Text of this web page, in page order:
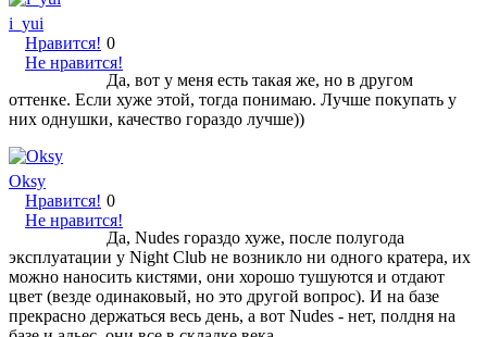
i_yui
Нравится!
Не нравится!
0
Да, вот у меня есть такая же, но в другом
оттенке. Если хуже этой, тогда понимаю. Лучше покупать у
них однушки, качество гораздо лучше))
Oksy
Нравится!
Не нравится!
0
Да, Nudes гораздо хуже, после полугода
эксплуатации у Night Club не возникло ни одного кратера, их
можно наносить кистями, они хорошо тушуются и отдают
цвет (везде одинаковый, но это другой вопрос). И на базе
прекрасно держаться весь день, а вот Nudes - нет, полдня на